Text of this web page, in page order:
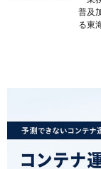
普及
る東